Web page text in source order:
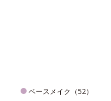
ベースメイク（52）